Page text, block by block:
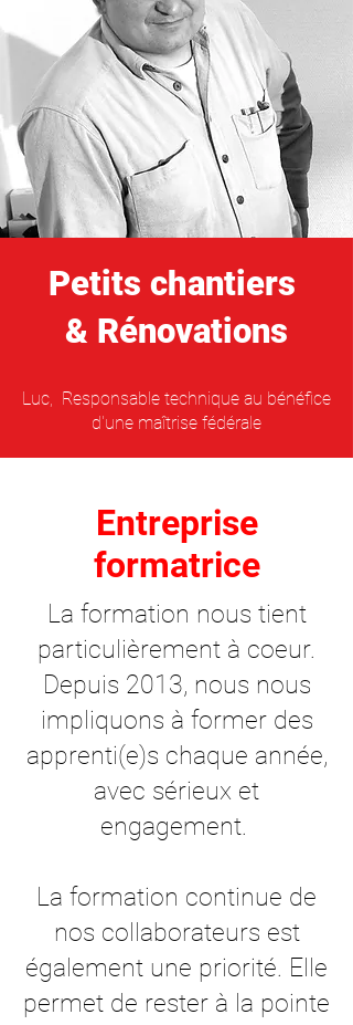
Petits chantiers
& Rénovations
Luc, Responsable technique au bénéfice
d'une maîtrise fédérale
Entreprise
formatrice
La formation nous tient
particulièrement à coeur.
Depuis 2013, nous nous
impliquons à former des
apprenti(e)s chaque année,
avec sérieux et
engagement.
La formation continue de
nos collaborateurs est
également une priorité. Elle
permet de rester à la pointe